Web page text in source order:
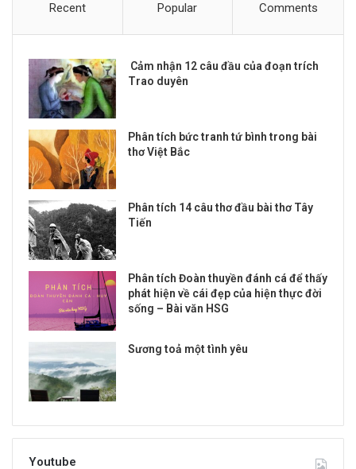
Recent Popular Comments
Cảm nhận 12 câu đầu của đoạn trích
Trao duyên
Phân tích bức tranh tứ bình trong bài
thơ Việt Bắc
Phân tích 14 câu thơ đầu bài thơ Tây
Tiến
Phân tích Đoàn thuyền đánh cá để thấy
phát hiện về cái đẹp của hiện thực đời
sống – Bài văn HSG
Sương toả một tình yêu
Youtube